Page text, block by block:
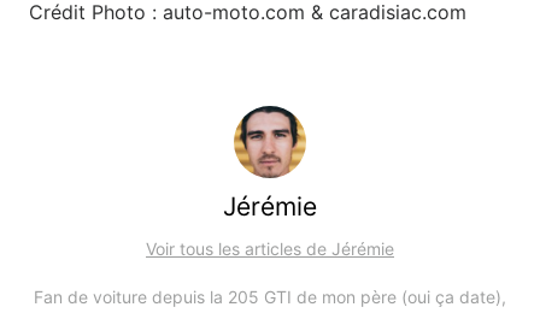
Crédit Photo : auto-moto.com & caradisiac.com
Jérémie
Voir tous les articles de Jérémie
Fan de voiture depuis la 205 GTI de mon père (oui ça date),